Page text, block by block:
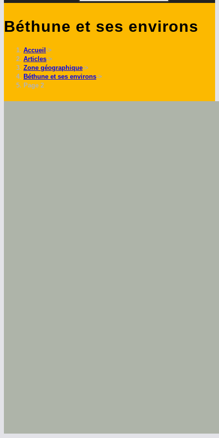
Béthune et ses environs
Accueil ->
Articles->
Zone géographique->
Béthune et ses environs->
Page 2